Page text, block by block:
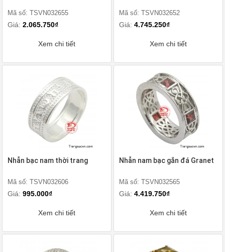
Mã số: TSVN032655
Giá: 2.065.750₫
Xem chi tiết
Mã số: TSVN032652
Giá: 4.745.250₫
Xem chi tiết
Nhẫn bạc nam thời trang
Mã số: TSVN032606
Giá: 995.000₫
Xem chi tiết
Nhẫn nam bạc gắn đá Granet
Mã số: TSVN032565
Giá: 4.419.750₫
Xem chi tiết